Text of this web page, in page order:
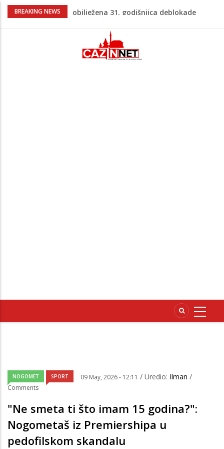
BREAKING NEWS
Porodica iz Krajine u centru afere,
Čestitka povodom Dana Grada Cazina
Velika Kladuša pod udarom požara:
Vatrogasci nadljudskim naporima
NOGOMET SPORT 09 May, 2026 - 12:11 / Uredio: Ilman /
Comments
"Ne smeta ti što imam 15 godina?":
Nogometaš iz Premiershipa u
pedofilskom skandalu